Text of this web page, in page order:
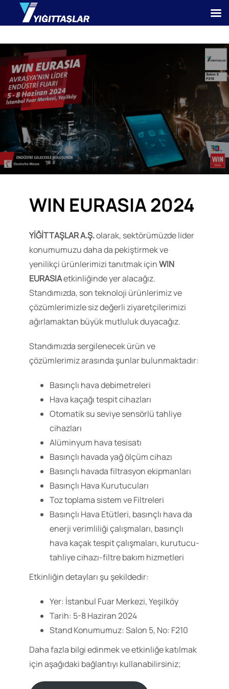
WIN EURASIA 2024
YİĞİTTAŞLAR A.Ş.olarak, sektörümüzde lider
konumumuzu daha da pekiştirmek ve
yenilikçi ürünlerimizi tanıtmak içinWIN
EURASIAetkinliğinde yer alacağız.
Standımızda, son teknoloji ürünlerimiz ve
çözümlerimizle siz değerli ziyaretçilerimizi
ağırlamaktan büyük mutluluk duyacağız.
Standımızda sergilenecek ürün ve
çözümlerimiz arasında şunlar bulunmaktadır:
Basınçlı hava debimetreleri
Hava kaçağı tespit cihazları
Otomatik su seviye sensörlü tahliye
cihazları
Alüminyum hava tesisatı
Basınçlı havada yağ ölçüm cihazı
Basınçlı havada filtrasyon ekipmanları
Basınçlı Hava Kurutucuları
Toz toplama sistem ve Filtreleri
Basınçlı Hava Etütleri, basınçlı hava da
enerji verimliliği çalışmaları, basınçlı
hava kaçak tespit çalışmaları, kurutucu-
tahliye cihazı-filtre bakım hizmetleri
Etkinliğin detayları şu şekildedir:
Yer: İstanbul Fuar Merkezi, Yeşilköy
Tarih: 5-8 Haziran 2024
Stand Konumumuz: Salon 5, No: F210
Daha fazla bilgi edinmek ve etkinliğe katılmak
için aşağıdaki bağlantıyı kullanabilirsiniz;